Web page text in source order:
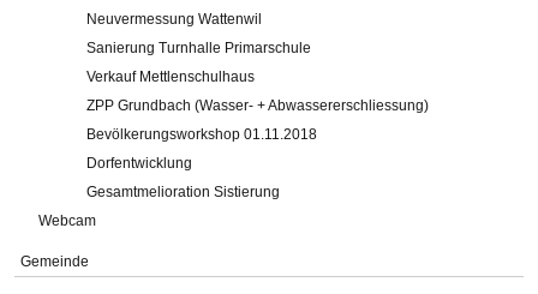
Neuvermessung Wattenwil
Sanierung Turnhalle Primarschule
Verkauf Mettlenschulhaus
ZPP Grundbach (Wasser- + Abwassererschliessung)
Bevölkerungsworkshop 01.11.2018
Dorfentwicklung
Gesamtmelioration Sistierung
Webcam
Gemeinde